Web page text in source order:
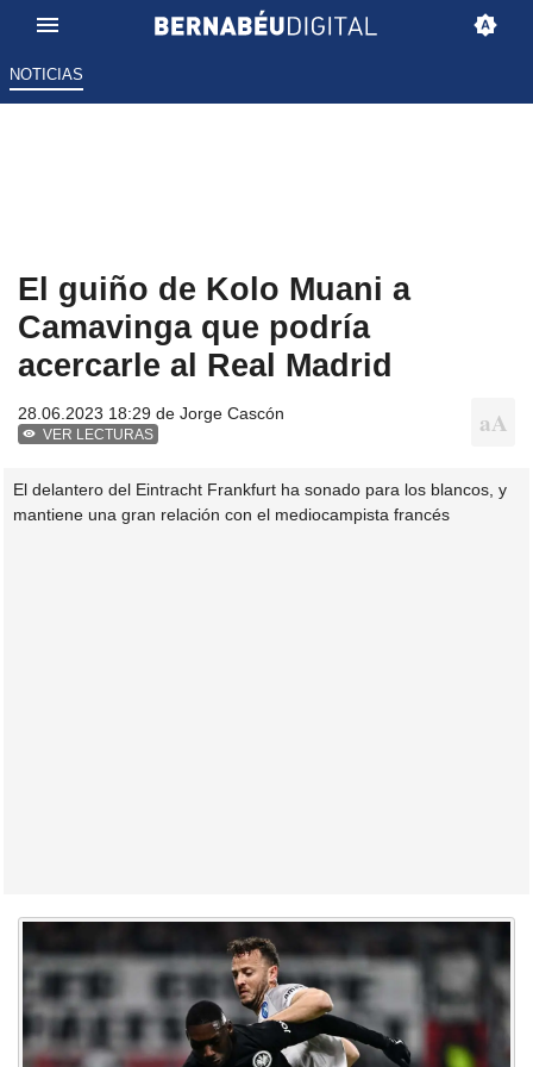
NOTICIAS
El guiño de Kolo Muani a
Camavinga que podría
acercarle al Real Madrid
28.06.2023 18:29 de Jorge Cascón
VER LECTURAS
El delantero del Eintracht Frankfurt ha sonado para los blancos, y
mantiene una gran relación con el mediocampista francés